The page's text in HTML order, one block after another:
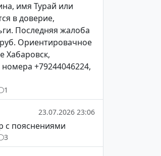
имя Турай или
в доверие,
Последняя жалоба
Ориентировачное
Хабаровск,
номера +79244046224,
1
23.07.2026 23:06
с пояснениями
3